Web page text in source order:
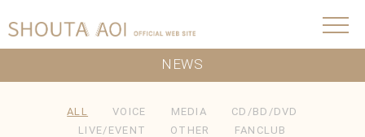
NEWS
ALL VOICE MEDIA
CD/BD/DVD
LIVE/EVENT
OTHER FANCLUB